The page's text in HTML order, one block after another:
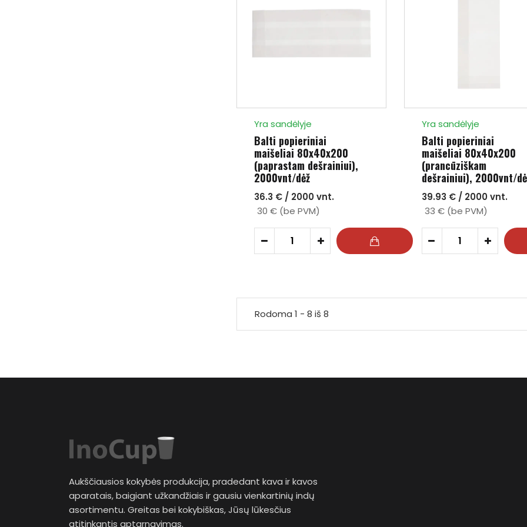
Yra sandėlyje
Balti popieriniai
maišeliai 80x40x200
(paprastam dešrainiui),
2000vnt/dėž
36.3 € / 2000 vnt.
30 € (be PVM)
- +
Yra sandėlyje
Balti popieriniai
maišeliai 80x40x200
(prancūziškam
dešrainiui), 2000vnt/
39.93 € / 2000 vnt.
33 € (be PVM)
- +
Rodoma 1 - 8 iš 8
Aukščiausios kokybės produkcija, pradedant kava ir kavos
aparatais, baigiant užkandžiais ir gausiu vienkartinių indų
asortimentu. Greitas bei kokybiškas, Jūsų lūkesčius
atitinkantis aptarnavimas.